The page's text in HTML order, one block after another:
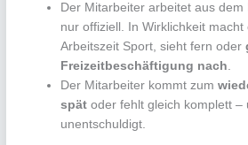
Der Mitarbeiter arbeitet aus dem
nur offiziell. In Wirklichkeit
Arbeitszeit Sport, sieht fern oder
Freizeitbeschäftigung nach.
Der Mitarbeiter kommt zum
spät oder fehlt gleich komplett –
unentschuldigt.